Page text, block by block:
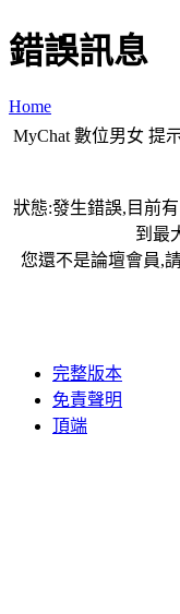
錯誤訊息
Home
MyChat 數位男女 提
狀態:發生錯誤,目前
到最
您還不是論壇會員,
完整版本
免責聲明
頂端